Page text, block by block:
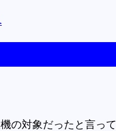
の対象だったと言って